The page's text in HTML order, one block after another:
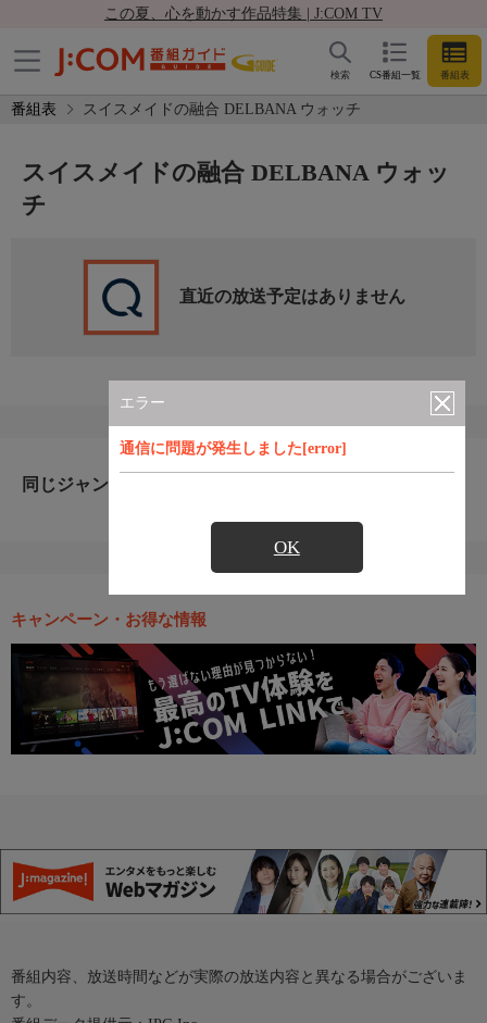
この夏、心を動かす作品特集 | J:COM TV
CS番組一覧 番組表
検索
番組表 スイスメイドの融合 DELBANA ウォッチ
エラー
通信に問題が発生しました[error]
OK
スイスメイドの融合 DELBANA ウォッ
チ
直近の放送予定はありません
同じジャンルのおすすめ番組
キャンペーン・お得な情報
番組内容、放送時間などが実際の放送内容と異なる場合がございま
す。